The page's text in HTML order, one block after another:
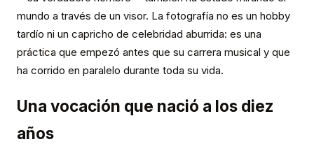
mundo a través de un visor. La fotografía no es un hobby
tardío ni un capricho de celebridad aburrida: es una
práctica que empezó antes que su carrera musical y que
ha corrido en paralelo durante toda su vida.
Una vocación que nació a los diez
años